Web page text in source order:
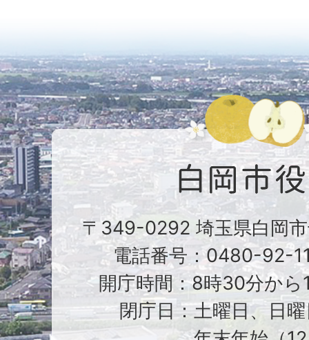
〒349-0292 埼玉県白岡
電話番号：0480-92-
開庁時間：8時30分から
閉庁日：土曜日、日